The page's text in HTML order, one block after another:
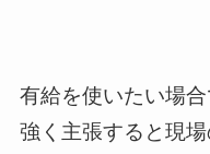
有給を使いたい場
強く主張すると現